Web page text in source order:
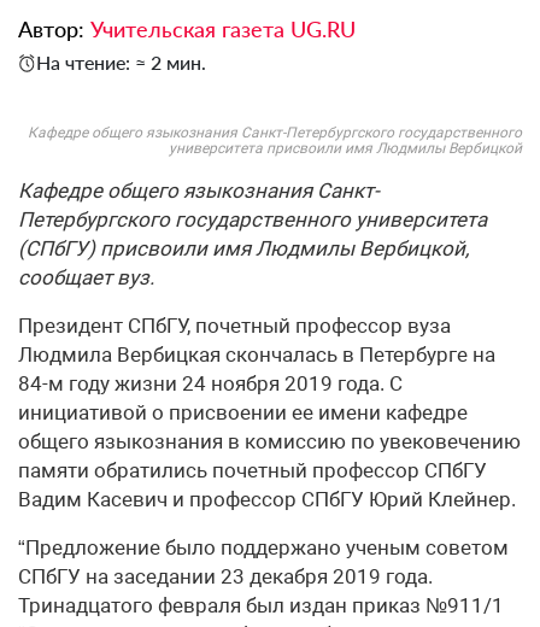
Автор: Учительская газета UG.RU
На чтение: ≈ 2 мин.
Кафедре общего языкознания Санкт-Петербургского государственного
университета присвоили имя Людмилы Вербицкой
Кафедре общего языкознания Санкт-
Петербургского государственного университета
(СПбГУ) присвоили имя Людмилы Вербицкой,
сообщает вуз.
Президент СПбГУ, почетный профессор вуза
Людмила Вербицкая скончалась в Петербурге на
84-м году жизни 24 ноября 2019 года. С
инициативой о присвоении ее имени кафедре
общего языкознания в комиссию по увековечению
памяти обратились почетный профессор СПбГУ
Вадим Касевич и профессор СПбГУ Юрий Клейнер.
“Предложение было поддержано ученым советом
СПбГУ на заседании 23 декабря 2019 года.
Тринадцатого февраля был издан приказ №911/1